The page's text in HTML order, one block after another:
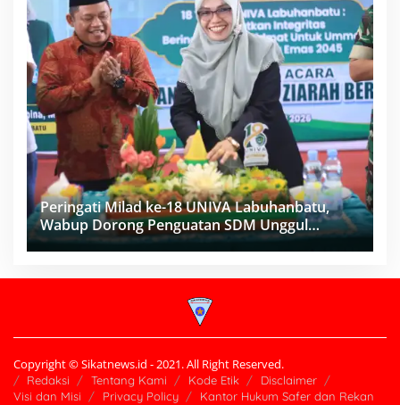
Peringati Milad ke-18 UNIVA Labuhanbatu,
Wabup Dorong Penguatan SDM Unggul
Menuju Indonesia Emas 2045
Copyright © Sikatnews.id - 2021. All Right Reserved.
Redaksi Tentang Kami Kode Etik
Disclaimer
Visi dan Misi
Privacy Policy Kantor Hukum Safer dan Rekan